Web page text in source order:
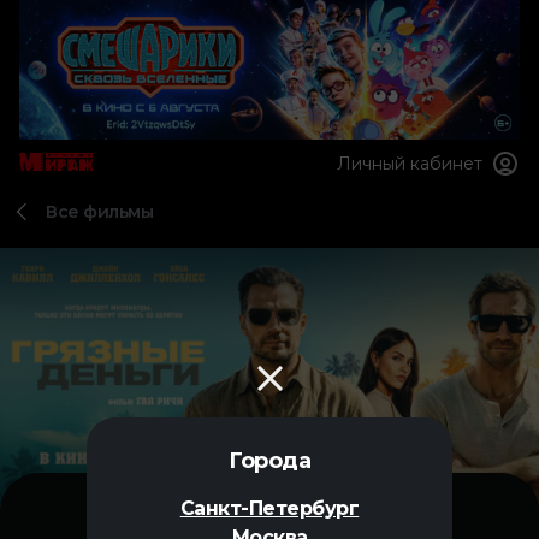
Города
Санкт-Петербург
Личный кабинет
Все фильмы